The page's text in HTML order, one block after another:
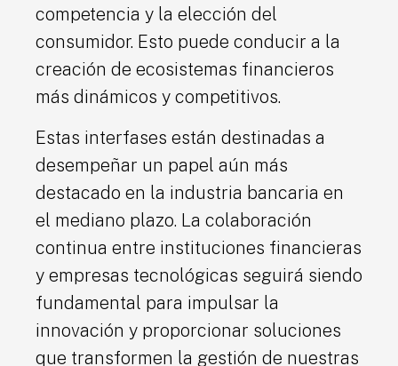
competencia y la elección del
consumidor. Esto puede conducir a la
creación de ecosistemas financieros
más dinámicos y competitivos.
Estas interfases están destinadas a
desempeñar un papel aún más
destacado en la industria bancaria en
el mediano plazo. La colaboración
continua entre instituciones financieras
y empresas tecnológicas seguirá siendo
fundamental para impulsar la
innovación y proporcionar soluciones
que transformen la gestión de nuestras